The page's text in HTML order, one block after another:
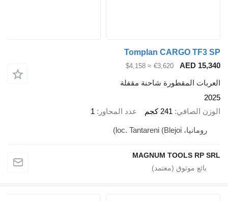
Tomplan CARGO TF3 SP
AED 15,340
€3,620
≈ $4,158
العربات المقطورة شاحنة مقفلة
2025
الوزن الصافي 241 كجم عدد المحاور 1
رومانيا، loc. Tantareni (Blejoi)
MAGNUM TOOLS RP SRL